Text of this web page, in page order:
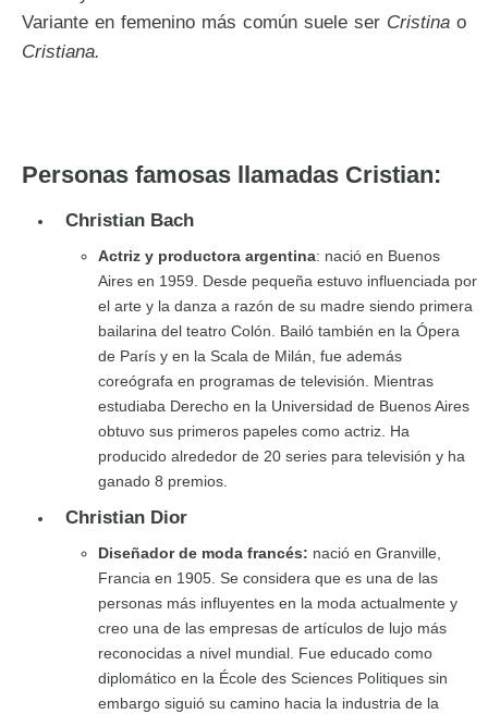
Variante en femenino más común suele ser Cristina o
Cristiana.
Personas famosas llamadas Cristian:
Christian Bach
Actriz y productora argentina: nació en Buenos
Aires en 1959. Desde pequeña estuvo influenciada por
el arte y la danza a razón de su madre siendo primera
bailarina del teatro Colón. Bailó también en la Ópera
de París y en la Scala de Milán, fue además
coreógrafa en programas de televisión. Mientras
estudiaba Derecho en la Universidad de Buenos Aires
obtuvo sus primeros papeles como actriz. Ha
producido alrededor de 20 series para televisión y ha
ganado 8 premios.
Christian Dior
Diseñador de moda francés: nació en Granville,
Francia en 1905. Se considera que es una de las
personas más influyentes en la moda actualmente y
creo una de las empresas de artículos de lujo más
reconocidas a nivel mundial. Fue educado como
diplomático en la École des Sciences Politiques sin
embargo siguió su camino hacia la industria de la